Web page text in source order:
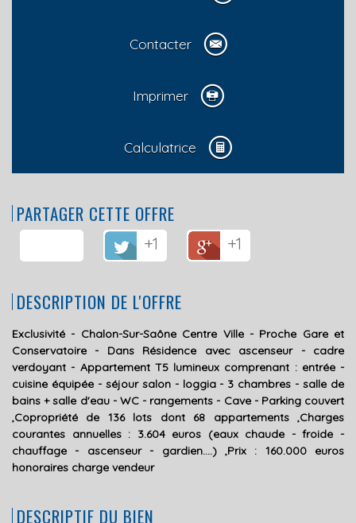
Contacter
Imprimer
Calculatrice
PARTAGER CETTE OFFRE
+1 +1
DESCRIPTION DE L'OFFRE
Exclusivité - Chalon-Sur-Saône Centre Ville - Proche Gare et
Conservatoire - Dans Résidence avec ascenseur - cadre
verdoyant - Appartement T5 lumineux comprenant : entrée -
cuisine équipée - séjour salon - loggia - 3 chambres - salle de
bains + salle d'eau - WC - rangements - Cave - Parking couvert
,Copropriété de 136 lots dont 68 appartements ,Charges
courantes annuelles : 3.604 euros (eaux chaude - froide -
chauffage - ascenseur - gardien....) ,Prix : 160.000 euros
honoraires charge vendeur
DESCRIPTIF DU BIEN